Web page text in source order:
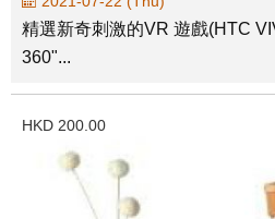
精選新奇刺激的VR 遊戲(HTC
360"...
HKD 200.00